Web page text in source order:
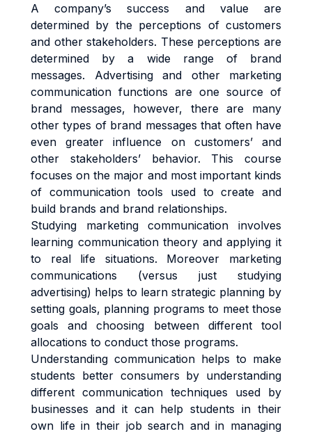
A company’s success and value are
determined by the perceptions of customers
and other stakeholders. These perceptions are
determined by a wide range of brand
messages. Advertising and other marketing
communication functions are one source of
brand messages, however, there are many
other types of brand messages that often have
even greater influence on customers’ and
other stakeholders’ behavior. This course
focuses on the major and most important kinds
of communication tools used to create and
build brands and brand relationships.
Studying marketing communication involves
learning communication theory and applying it
to real life situations. Moreover marketing
communications (versus just studying
advertising) helps to learn strategic planning by
setting goals, planning programs to meet those
goals and choosing between different tool
allocations to conduct those programs.
Understanding communication helps to make
students better consumers by understanding
different communication techniques used by
businesses and it can help students in their
own life in their job search and in managing